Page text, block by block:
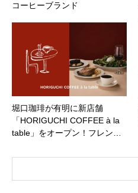
コーヒーブランド
堀口珈琲が有明に新店舗
「HORIGUCHI COFFEE à la
table」をオープン！フレン…